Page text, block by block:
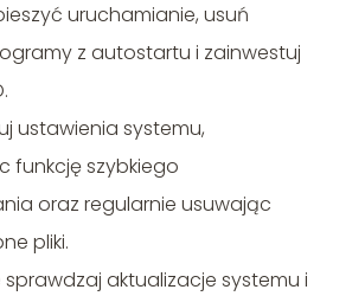
uruchamianie, usuń
z autostartu i zainwestuj
ustawienia systemu,
funkcję szybkiego
oraz regularnie usuwając
pliki.
sprawdzaj aktualizacje systemu i